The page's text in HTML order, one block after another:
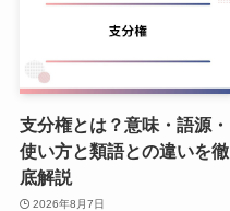
支分権とは？意味・語源・
使い方と類語との違いを徹
底解説
2026年8月7日